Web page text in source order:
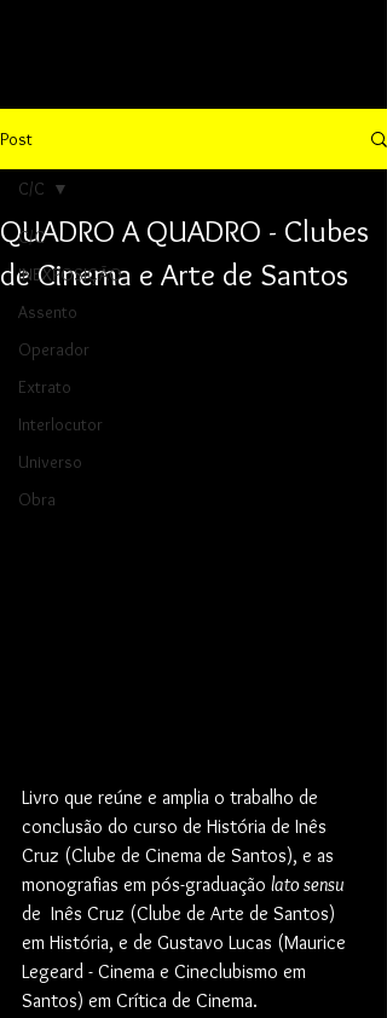
Post
C/C
INEXPOSIÇÃO
Assento
Operador
Extrato
Interlocutor
Universo
Obra
C/C
QUADRO A QUADRO - Clubes
de Cinema e Arte de Santos
Livro que reúne e amplia o trabalho de
conclusão do curso de História de Inês
Cruz (Clube de Cinema de Santos), e as
monografias em pós-graduação lato sensu
de  Inês Cruz (Clube de Arte de Santos)
em História, e de Gustavo Lucas (Maurice
Legeard - Cinema e Cineclubismo em
Santos) em Crítica de Cinema.